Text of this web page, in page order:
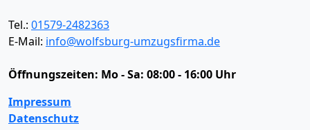
Tel.: 01579-2482363
E-Mail: info@wolfsburg-umzugsfirma.de
Öffnungszeiten: Mo - Sa: 08:00 - 16:00 Uhr
Impressum
Datenschutz